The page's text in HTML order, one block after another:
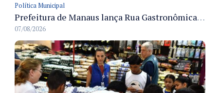
Política Municipal
Prefeitura de Manaus lança Rua Gastronômica preservando as 17 árvores da Ferreira Pena no Centro
07/08/2026